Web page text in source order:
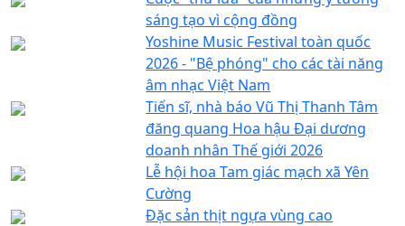
sáng tạo vì cộng đồng
Yoshine Music Festival toàn quốc
2026 - "Bệ phóng" cho các tài năng
âm nhạc Việt Nam
Tiến sĩ, nhà báo Vũ Thị Thanh Tâm
đăng quang Hoa hậu Đại dương
doanh nhân Thế giới 2026
Lễ hội hoa Tam giác mạch xã Yên
Cường
Đặc sản thịt ngựa vùng cao